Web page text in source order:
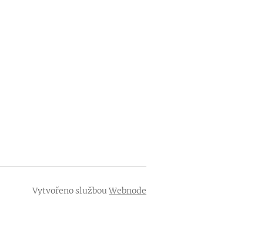
Vytvořeno službouWebnode